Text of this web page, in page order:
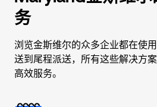
务
浏览金斯维尔的众多企业都在使
送到尾程派送，所有这些解决方
高效服务。